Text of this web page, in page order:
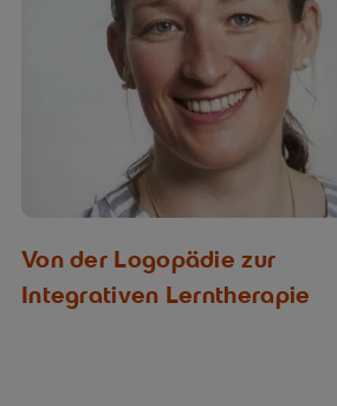
Von der Logopädie zur
Integrativen Lerntherapie